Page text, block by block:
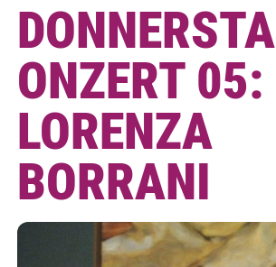
ONZERT 05:
LORENZA
BORRANI